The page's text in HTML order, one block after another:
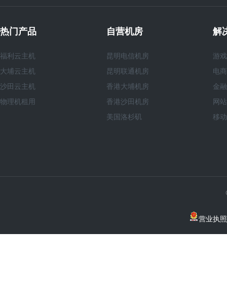
热门产品
福利云主机
大埔云主机
沙田云主机
物理机租用
自营机房
昆明电信机房
昆明联通机房
香港大埔机房
香港沙田机房
美国洛杉矶
解
游
电
金
网
移
营业执照